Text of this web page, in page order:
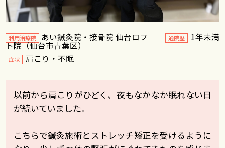
利用治療院 あい鍼灸院・接骨院 仙台ロフ
ト院（仙台市青葉区）
通院歴 1年未満
症状 肩こり・不眠
以前から肩こりがひどく、夜もなかなか眠れない日
が続いていました。
こちらで鍼灸施術とストレッチ矯正を受けるように